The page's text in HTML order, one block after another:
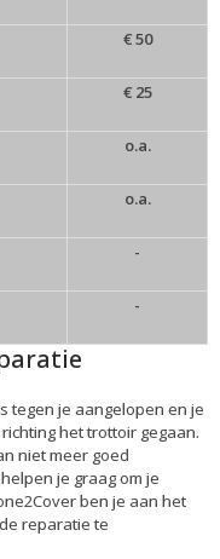
€ 50
€ 25
o.a.
o.a.
-
-
tegen je aangelopen en je
het trottoir gegaan.
niet meer goed
je graag om je
ben je aan het
reparatie te